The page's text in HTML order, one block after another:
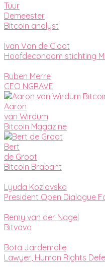
Tuur
Demeester
Bitcoin analyst
Ivan Van de Cloot
Hoofdeconoom stichting
Ruben Merre
CEO NGRAVE
Aaron
van Wirdum
Bitcoin Magazine
Bert
de Groot
Bitcoin Brabant
Lyuda Kozlovska
President Open Dialogue
Remy van der Nagel
Bitvavo
Bota Jardemalie
Lawyer, Human Rights